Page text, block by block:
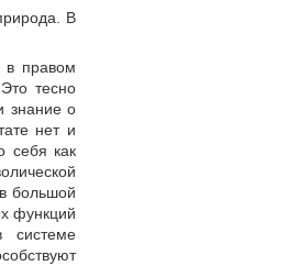
В
в правом
тесно
знание о
нет и
себя как
большой
функций
системе